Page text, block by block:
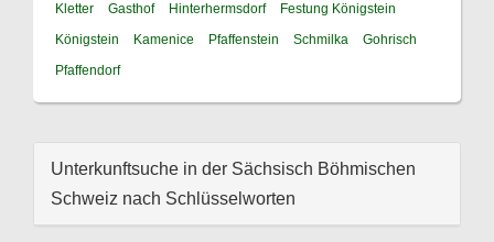
Kletter Gasthof Hinterhermsdorf
Festung Königstein
Königstein
Kamenice Pfaffenstein Schmilka
Gohrisch
Pfaffendorf
Unterkunftsuche in der Sächsisch Böhmischen
Schweiz nach Schlüsselworten